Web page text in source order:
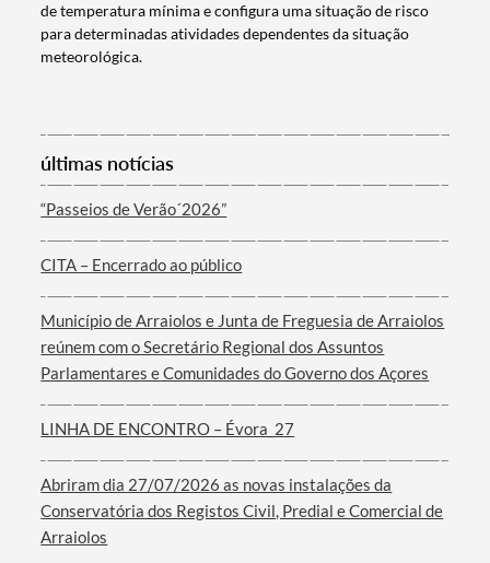
Termo de Pesquisa
Filtros
de temperatura mínima e configura uma situação de risco
para determinadas atividades dependentes da situação
meteorológica.
últimas notícias
“Passeios de Verão´2026”
CITA – Encerrado ao público
Município de Arraiolos e Junta de Freguesia de Arraiolos
reúnem com o Secretário Regional dos Assuntos
Parlamentares e Comunidades do Governo dos Açores
LINHA DE ENCONTRO – Évora_27
Abriram dia 27/07/2026 as novas instalações da
Conservatória dos Registos Civil, Predial e Comercial de
Arraiolos